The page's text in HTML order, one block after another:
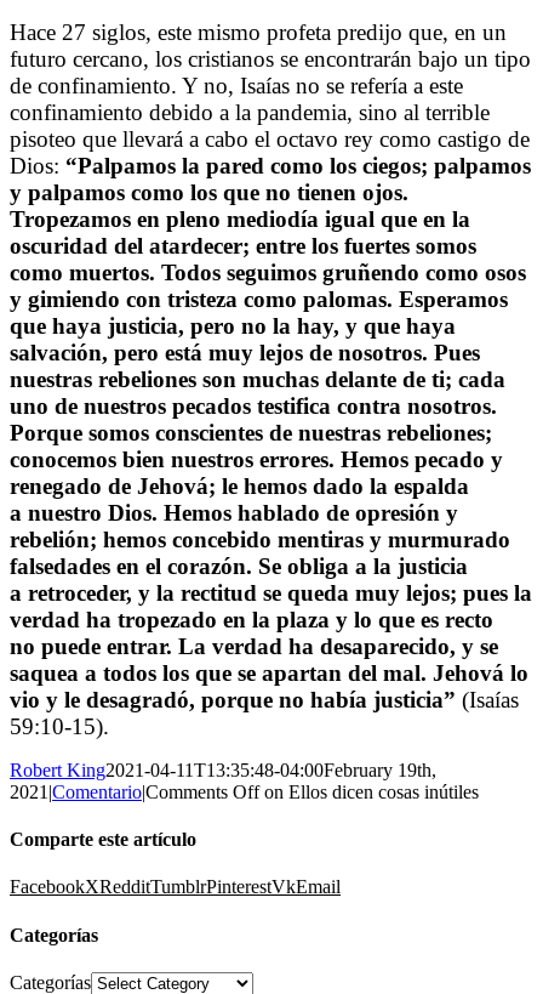
Hace 27 siglos, este mismo profeta predijo que, en un
futuro cercano, los cristianos se encontrarán bajo un tipo
de confinamiento. Y no, Isaías no se refería a este
confinamiento debido a la pandemia, sino al terrible
pisoteo que llevará a cabo el octavo rey como castigo de
Dios: “Palpamos la pared como los ciegos; palpamos
y palpamos como los que no tienen ojos.
Tropezamos en pleno mediodía igual que en la
oscuridad del atardecer; entre los fuertes somos
como muertos. Todos seguimos gruñendo como osos
y gimiendo con tristeza como palomas. Esperamos
que haya justicia, pero no la hay, y que haya
salvación, pero está muy lejos de nosotros. Pues
nuestras rebeliones son muchas delante de ti; cada
uno de nuestros pecados testifica contra nosotros.
Porque somos conscientes de nuestras rebeliones;
conocemos bien nuestros errores. Hemos pecado y
renegado de Jehová; le hemos dado la espalda
a nuestro Dios. Hemos hablado de opresión y
rebelión; hemos concebido mentiras y murmurado
falsedades en el corazón. Se obliga a la justicia
a retroceder, y la rectitud se queda muy lejos; pues la
verdad ha tropezado en la plaza y lo que es recto
no puede entrar. La verdad ha desaparecido, y se
saquea a todos los que se apartan del mal. Jehová lo
vio y le desagradó, porque no había justicia” (Isaías
59:10-15).
Robert King2021-04-11T13:35:48-04:00February 19th,
2021 |Comentario|Comments Offon Ellos dicen cosas inútiles
Comparte este artículo
FacebookXRedditTumblrPinterestVkEmail
Categorías
Categorías